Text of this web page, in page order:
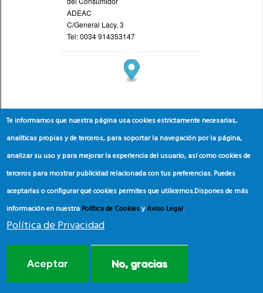
Te informamos que nuestra página usa cookies estrictamente necesarias,
analíticas propias y de terceros, para soportar la navegación por la página,
analizar su uso y para mejorar la experiencia del usuario, así como cookies de
terceros para mostrar publicidad relacionada con tus preferencias. Puedes
aceptarlas o configurar qué cookies permites que utilicemos.Dispones de más
información en nuestra Política de CookiesyAviso Legal.
Política de Privacidad
Aceptar No, gracias